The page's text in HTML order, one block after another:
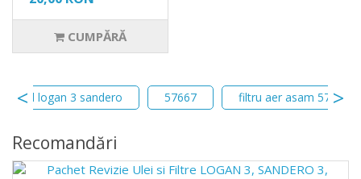
CUMPĂRĂ
logan 3 sandero 57667 filtru aer asam 57667
Recomandări